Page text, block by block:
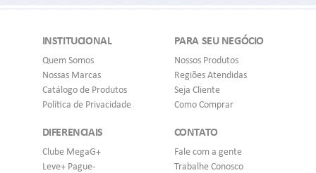
INSTITUCIONAL
Quem Somos
Nossas Marcas
Catálogo de Produtos
Política de Privacidade
PARA SEU NEGÓCIO
Nossos Produtos
Regiões Atendidas
Seja Cliente
Como Comprar
DIFERENCIAIS
Clube MegaG+
Leve+ Pague-
CONTATO
Fale com a gente
Trabalhe Conosco